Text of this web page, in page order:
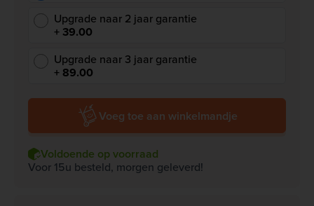
Upgrade naar 2 jaar garantie
+ 39.00
Upgrade naar 3 jaar garantie
+ 89.00
Voeg toe aan winkelmandje
Voldoende op voorraad
Voor 15u besteld, morgen geleverd!